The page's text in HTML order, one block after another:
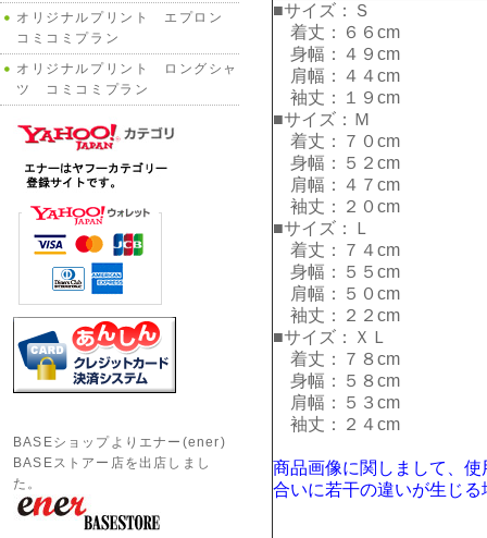
■サイズ：Ｓ
着丈：６６cm
身幅：４９cm
肩幅：４４cm
袖丈：１９cm
■サイズ：Ｍ
着丈：７０cm
身幅：５２cm
肩幅：４７cm
袖丈：２０cm
■サイズ：Ｌ
着丈：７４cm
身幅：５５cm
肩幅：５０cm
袖丈：２２cm
■サイズ：ＸＬ
着丈：７８cm
身幅：５８cm
肩幅：５３cm
袖丈：２４cm
商品画像に関しまして、
合いに若干の違いが生じ
オリジナルプリント エプロン
コミコミプラン
オリジナルプリント ロングシャ
ツ コミコミプラン
BASEショップよりエナー(ener)
BASEストアー店を出店しまし
た。